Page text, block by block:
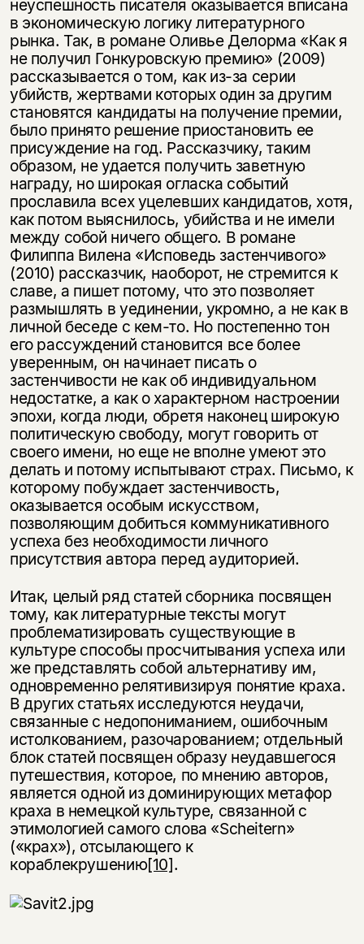
неуспешность писателя оказывается вписана
в экономическую логику литературного
рынка. Так, в романе Оливье Делорма «Как я
не получил Гонкуровскую премию» (2009)
рассказывается о том, как из-за серии
убийств, жертвами которых один за другим
становятся кандидаты на получение премии,
было принято решение приостановить ее
присуждение на год. Рассказчику, таким
образом, не удается получить заветную
награду, но широкая огласка событий
прославила всех уцелевших кандидатов, хотя,
как потом выяснилось, убийства и не имели
между собой ничего общего. В романе
Филиппа Вилена «Исповедь застенчивого»
(2010) рассказчик, наоборот, не стремится к
славе, а пишет потому, что это позволяет
размышлять в уединении, укромно, а не как в
личной беседе с кем-то. Но постепенно тон
его рассуждений становится все более
уверенным, он начинает писать о
застенчивости не как об индивидуальном
недостатке, а как о характерном настроении
эпохи, когда люди, обретя наконец широкую
политическую свободу, могут говорить от
своего имени, но еще не вполне умеют это
делать и потому испытывают страх. Письмо, к
которому побуждает застенчивость,
оказывается особым искусством,
позволяющим добиться коммуникативного
успеха без необходимости личного
присутствия автора перед аудиторией.
Итак, целый ряд статей сборника посвящен
тому, как литературные тексты могут
проблематизировать существующие в
культуре способы просчитывания успеха или
же представлять собой альтернативу им,
одновременно релятивизируя понятие краха.
В других статьях исследуются неудачи,
связанные с недопониманием, ошибочным
истолкованием, разочарованием; отдельный
блок статей посвящен образу неудавшегося
путешествия, которое, по мнению авторов,
является одной из доминирующих метафор
краха в немецкой культуре, связанной с
этимологией самого слова «Scheitern»
(«крах»), отсылающего к
кораблекрушению[10].